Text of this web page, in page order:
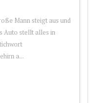
Mann steigt aus und
Auto stellt alles in
a...